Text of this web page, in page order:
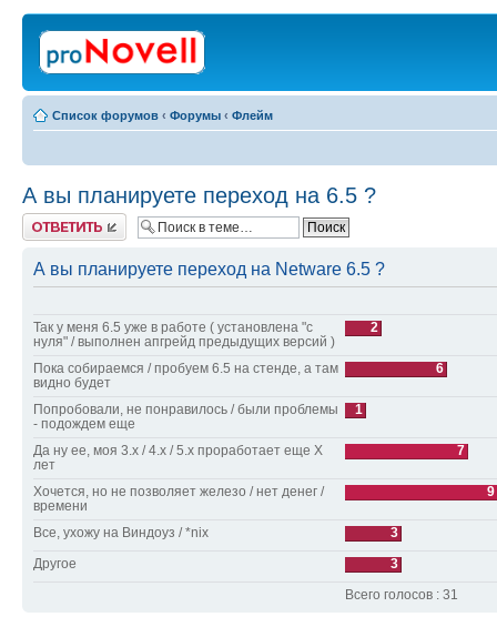
Список форумов ‹ Форумы ‹ Флейм
А вы планируете переход на 6.5 ?
Ответить
А вы планируете переход на Netware 6.5 ?
Так у меня 6.5 уже в работе ( установлена "с
нуля" / выполнен апгрейд предыдущих версий )
2
Пока собираемся / пробуем 6.5 на стенде, а там
видно будет
6
Попробовали, не понравилось / были проблемы
- подождем еще
1
Да ну ее, моя 3.х / 4.х / 5.х проработает еще Х
лет
7
Хочется, но не позволяет железо / нет денег /
времени
9
Все, ухожу на Виндоуз / *nix
3
Другое
3
Всего голосов : 31